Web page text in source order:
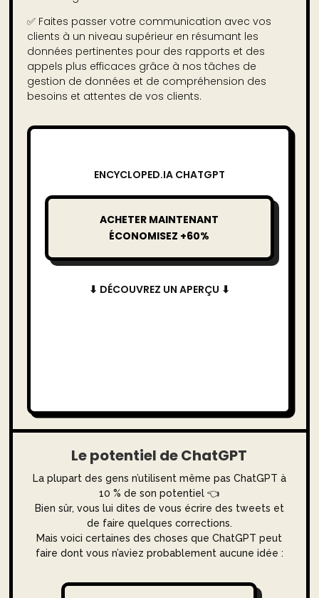
✅ Faites passer votre communication avec vos
clients à un niveau supérieur en résumant les
données pertinentes pour des rapports et des
appels plus efficaces grâce à nos tâches de
gestion de données et de compréhension des
besoins et attentes de vos clients.
ENCYCLOPED.IA CHATGPT
ACHETER MAINTENANT
ÉCONOMISEZ +60%
⬇ DÉCOUVREZ UN APERÇU ⬇
Le potentiel de ChatGPT
La plupart des gens n’utilisent même pas ChatGPT à
10 % de son potentiel 👈
Bien sûr, vous lui dites de vous écrire des tweets et
de faire quelques corrections.
Mais voici certaines des choses que ChatGPT peut
faire dont vous n’aviez probablement aucune idée :